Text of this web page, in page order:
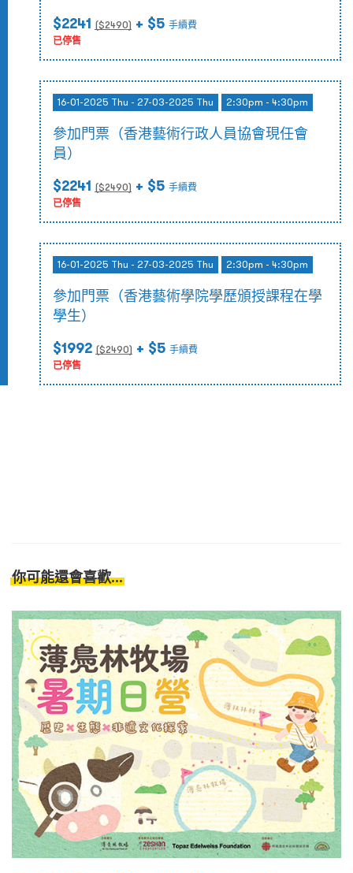
$2241 ($2490) + $5 手續費
已停售
16-01-2025 Thu - 27-03-2025 Thu 2:30pm - 4:30pm
參加門票（香港藝術行政人員協會現任會
員）
$2241 ($2490) + $5 手續費
已停售
16-01-2025 Thu - 27-03-2025 Thu 2:30pm - 4:30pm
參加門票（香港藝術學院學歷頒授課程在學
學生）
$1992 ($2490) + $5 手續費
已停售
你可能還會喜歡...